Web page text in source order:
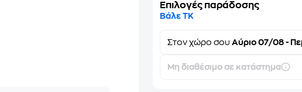
Επιλογές παράδοσης
Βάλε ΤΚ
Στονχώρο σου Αύριο 07/08 -
Μη διαθέσιμο σε κατάστημα